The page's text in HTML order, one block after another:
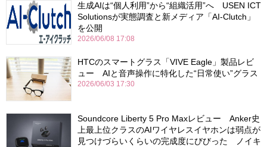
生成AIは“個人利用”から“組織活用”へ USEN ICT
Solutionsが実態調査と新メディア「AI-Clutch」
を公開
2026/06/08 17:08
HTCのスマートグラス「VIVE Eagle」製品レビ
ュー AIと音声操作に特化した“日常使い”グラス
2026/06/03 17:30
Soundcore Liberty 5 Pro Maxレビュー Anker史
上最上位クラスのAIワイヤレスイヤホンは弱点が
見つけづらいくらいの完成度にびびった ノイキ